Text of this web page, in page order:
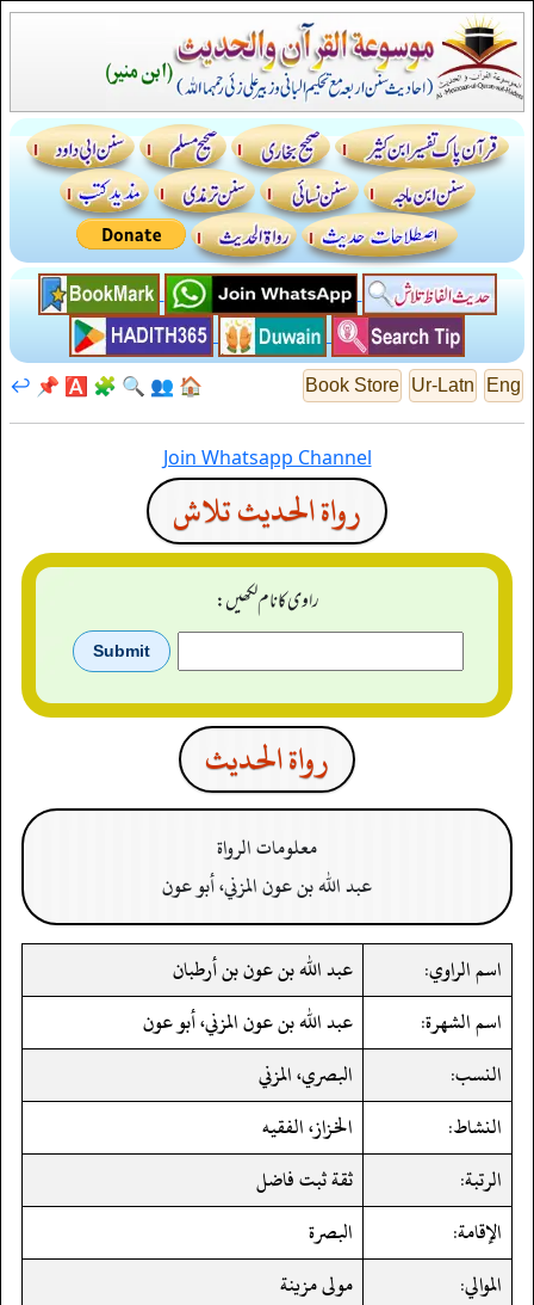
Eng
Ur-Latn
Book Store
🏠
👥
🔍
🧩
🅰️
📌
↩️
Join Whatsapp Channel
رواة الحديث تلاش
راوی کا نام لکھیں:
رواة الحدیث
معلومات الرواة
عبد الله بن عون المزني، أبو عون
اسم الراوي:
عبد الله بن عون بن أرطبان
اسم الشهرة:
عبد الله بن عون المزني، أبو عون
النسب:
البصري، المزني
النشاط:
الخزاز، الفقيه
الرتبة:
ثقة ثبت فاضل
الإقامة:
البصرة
الموالي:
مولى مزينة